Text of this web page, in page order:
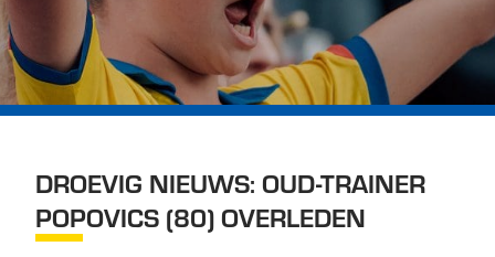
DROEVIG NIEUWS: OUD-TRAINER
POPOVICS (80) OVERLEDEN